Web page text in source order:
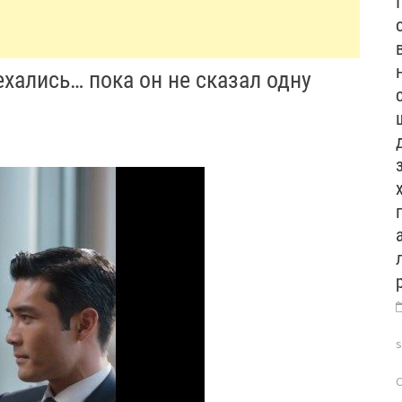
пока он не сказал одну